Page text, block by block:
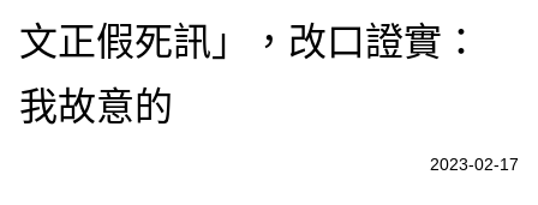
文正假死訊」，改口證實：
我故意的
2023-02-17